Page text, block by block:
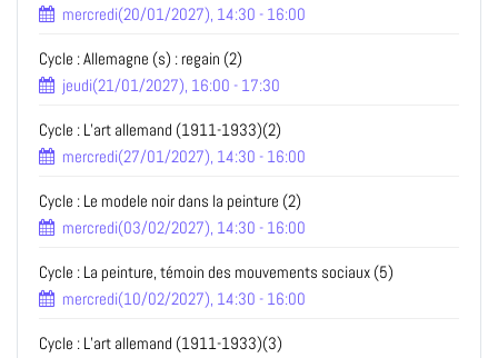
mercredi(20/01/2027), 14:30 - 16:00
Cycle : Allemagne (s) : regain (2)
jeudi(21/01/2027), 16:00 - 17:30
Cycle : L’art allemand (1911-1933)(2)
mercredi(27/01/2027), 14:30 - 16:00
Cycle : Le modele noir dans la peinture (2)
mercredi(03/02/2027), 14:30 - 16:00
Cycle : La peinture, témoin des mouvements sociaux (5)
mercredi(10/02/2027), 14:30 - 16:00
Cycle : L’art allemand (1911-1933)(3)